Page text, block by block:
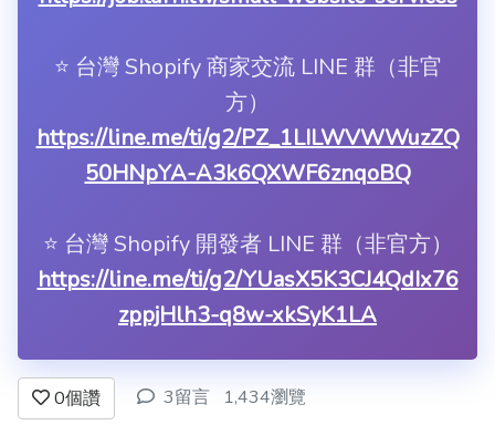
⭐️ 台灣 Shopify 商家交流 LINE 群（非官
方）
https://line.me/ti/g2/PZ_1LILWVWWuzZQ
50HNpYA-A3k6QXWF6znqoBQ
⭐️ 台灣 Shopify 開發者 LINE 群（非官方）
https://line.me/ti/g2/YUasX5K3CJ4QdIx76
zppjHlh3-q8w-xkSyK1LA
0個讚 3留言 1,434瀏覽